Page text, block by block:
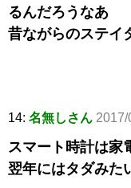
るんだろうなあ
昔ながらのステイ
14: 名無しさん 2017/
スマート時計は家
翌年にはタダみた